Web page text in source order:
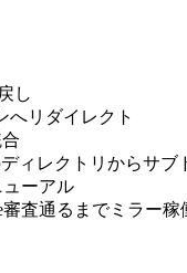
し
へリダイレクト
ィレクトリからサ
ューアル
審査通るまでミラー稼